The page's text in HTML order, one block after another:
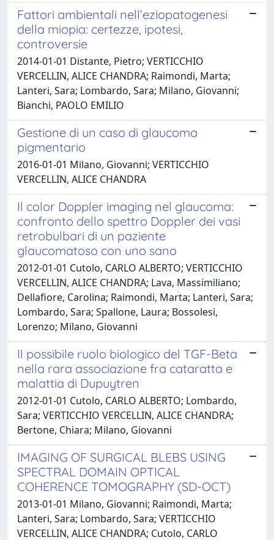
Fattori ambientali nell’eziopatogenesi
della miopia: certezze, ipotesi,
controversie
2014-01-01 Distante, Pietro; VERTICCHIO
VERCELLIN, ALICE CHANDRA; Raimondi, Marta;
Lanteri, Sara; Lombardo, Sara; Milano, Giovanni;
Bianchi, PAOLO EMILIO
Gestione di un caso di glaucoma
pigmentario
2016-01-01 Milano, Giovanni; VERTICCHIO
VERCELLIN, ALICE CHANDRA
Il color Doppler imaging nel glaucoma:
confronto dello spettro Doppler dei vasi
retrobulbari di un paziente
glaucomatoso con uno sano
2012-01-01 Cutolo, CARLO ALBERTO; VERTICCHIO
VERCELLIN, ALICE CHANDRA; Lava, Massimiliano;
Dellafiore, Carolina; Raimondi, Marta; Lanteri, Sara;
Lombardo, Sara; Spallone, Laura; Bossolesi,
Lorenzo; Milano, Giovanni
Il possibile ruolo biologico del TGF-Beta
nella rara associazione fra cataratta e
malattia di Dupuytren
2012-01-01 Cutolo, CARLO ALBERTO; Lombardo,
Sara; VERTICCHIO VERCELLIN, ALICE CHANDRA;
Bertone, Chiara; Milano, Giovanni
IMAGING OF SURGICAL BLEBS USING
SPECTRAL DOMAIN OPTICAL
COHERENCE TOMOGRAPHY (SD-OCT)
2013-01-01 Milano, Giovanni; Raimondi, Marta;
Lanteri, Sara; Lombardo, Sara; VERTICCHIO
VERCELLIN, ALICE CHANDRA; Cutolo, CARLO